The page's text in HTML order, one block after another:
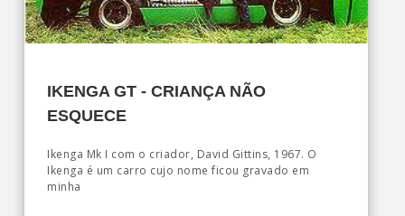
IKENGA GT - CRIANÇA NÃO
ESQUECE
Ikenga Mk I com o criador, David Gittins, 1967. O
Ikenga é um carro cujo nome ficou gravado em
minha